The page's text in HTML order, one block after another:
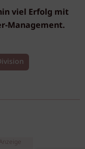
viel Erfolg mit
Management.